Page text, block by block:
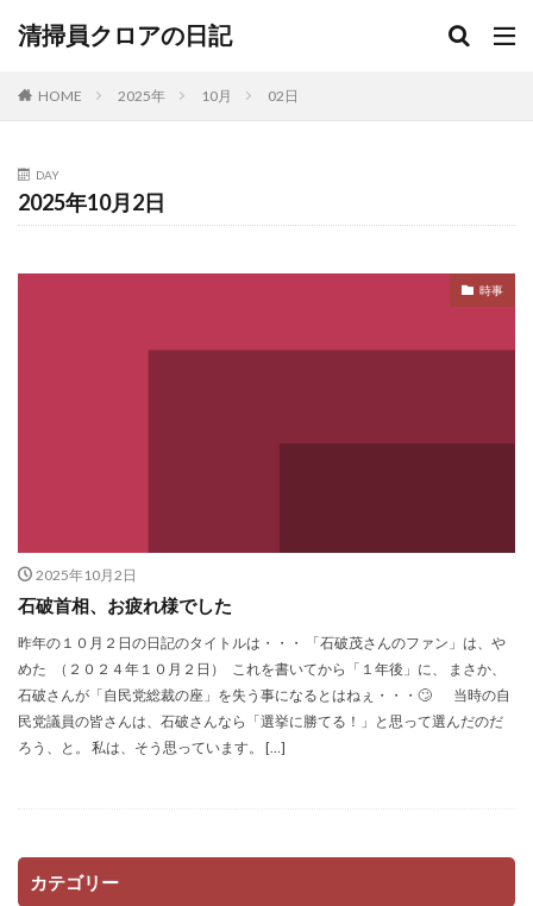
清掃員クロアの日記
HOME 2025年 10月 02日
DAY
2025年10月2日
時事
2025年10月2日
石破首相、お疲れ様でした
昨年の１０月２日の日記のタイトルは・・・ 「石破茂さんのファン」は、や
めた （２０２４年１０月２日） これを書いてから「１年後」に、 まさか、
石破さんが「自民党総裁の座」を失う事になるとはねぇ・・・🙄 当時の自
民党議員の皆さんは、石破さんなら「選挙に勝てる！」と思って選んだのだ
ろう、と。 私は、そう思っています。 […]
カテゴリー